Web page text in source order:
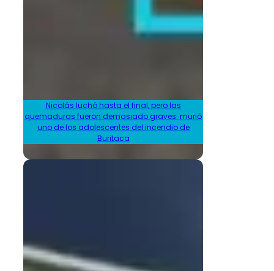
Nicolás luchó hasta el final, pero las
quemaduras fueron demasiado graves: murió
uno de los adolescentes del incendio de
Buritaca